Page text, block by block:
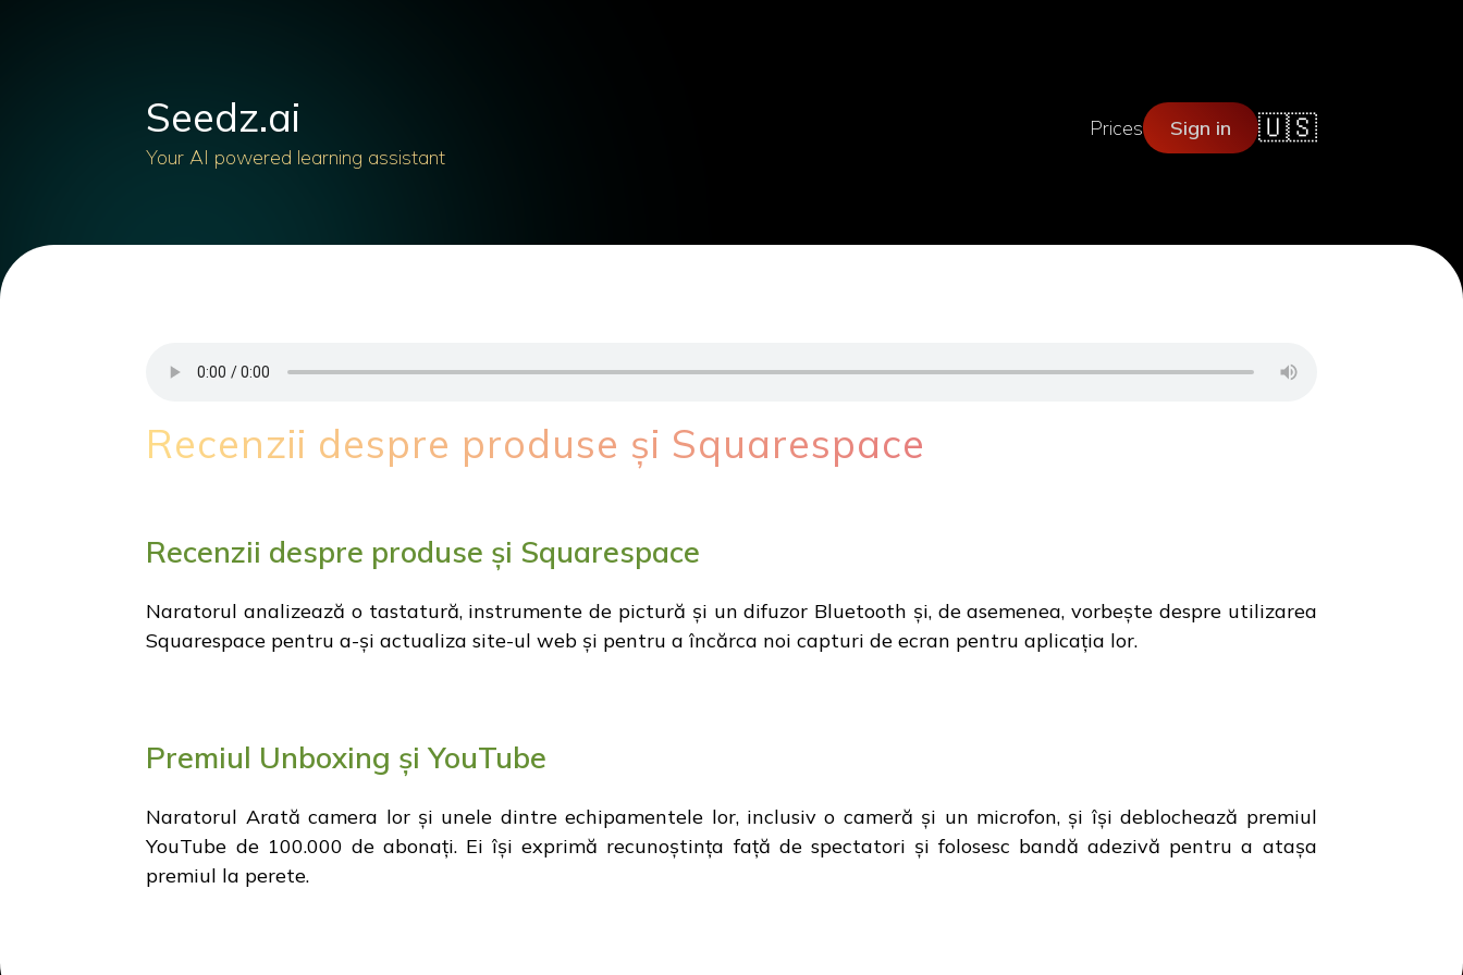
Seedz.ai
Your AI powered learning assistant
Prices Sign in 🇺🇸
Recenzii despre produse și Squarespace
Recenzii despre produse și Squarespace
Naratorul analizează o tastatură, instrumente de pictură și un difuzor Bluetooth și, de asemenea, vorbește despre utilizarea
Squarespace pentru a-și actualiza site-ul web și pentru a încărca noi capturi de ecran pentru aplicația lor.
Premiul Unboxing și YouTube
Naratorul Arată camera lor și unele dintre echipamentele lor, inclusiv o cameră și un microfon, și își deblochează premiul
YouTube de 100.000 de abonați. Ei își exprimă recunoștința față de spectatori și folosesc bandă adezivă pentru a atașa
premiul la perete.